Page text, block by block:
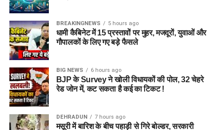
पुलिस द्वारा की गई तलाशी में आरोपी के पास से सेना की वर्दी, बैज, कैप और
इस्तेमाल वो लोगों का भरोसा जीतने और खुद को प्रभावशाली अधिकारी
साबित करने के लिए करता था।
पुलिस मामले की जांच में जुटी
फिलहाल पुलिस ने मामला दर्ज कर जांच आगे बढ़ा दी है। अधिकारियों का
कहना है कि जांच के दौरान यदि अन्य पीड़ित सामने आते हैं तो उनके बयान
भी दर्ज किए जाएंगे और मामले के सभी पहलुओं की गहन पड़ताल की जाएगी।
FAQs (EX Ias Son Yashvardhan Arrested)
BREAKINGNEWS 5 hours ago
धामी कैबिनेट में 15 प्रस्तावों पर मुहर, मजदूरों, युवाओं और
गौपालकों के लिए गए बड़े फैसले
BIG NEWS 6 hours ago
BJP के Survey ने खोली विधायकों की पोल, 32 चेहरे
रेड जोन में, कट सकता है कई का टिकट !
DEHRADUN 7 hours ago
मसूरी में बारिश के बीच पहाड़ी से गिरे बोल्डर, सरकारी